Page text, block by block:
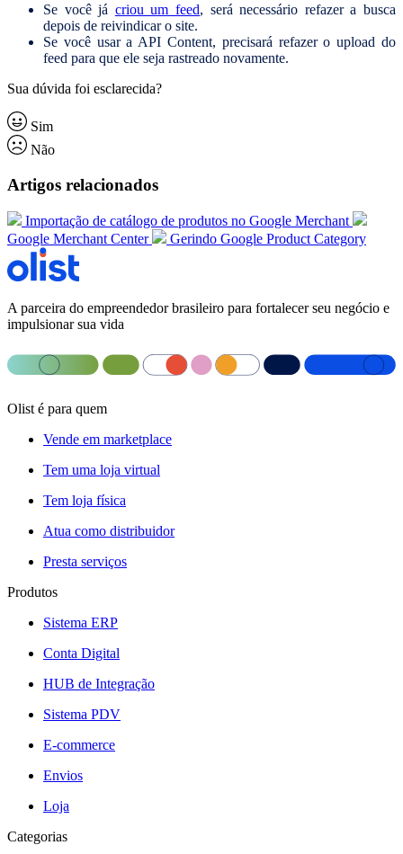
Se você já criou um feed, será necessário refazer a busca
depois de reivindicar o site.
Se você usar a API Content, precisará refazer o upload do
feed para que ele seja rastreado novamente.
Sua dúvida foi esclarecida?
Sim
Não
Artigos relacionados
Importação de catálogo de produtos no Google Merchant
Google Merchant Center
Gerindo Google Product Category
A parceira do empreendedor brasileiro para fortalecer seu negócio e
impulsionar sua vida
Olist é para quem
Vende em marketplace
Tem uma loja virtual
Tem loja física
Atua como distribuidor
Presta serviços
Produtos
Sistema ERP
Conta Digital
HUB de Integração
Sistema PDV
E-commerce
Envios
Loja
Categorias